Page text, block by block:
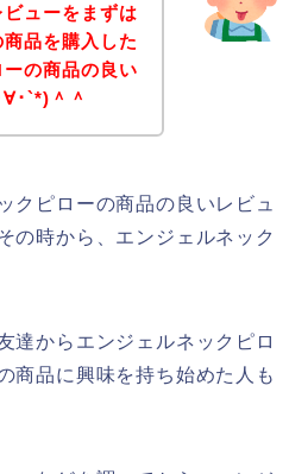
ューをまずは
品を購入した
の商品の良い
･`*)＾＾
クピローの商品の良いレビュ
の時から、エンジェルネック
達からエンジェルネックピロ
商品に興味を持ち始めた人も